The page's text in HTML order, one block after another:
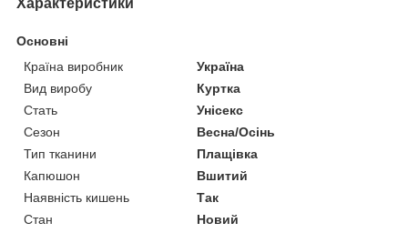
Основні
Країна виробник
Україна
Вид виробу
Куртка
Стать
Унісекс
Сезон
Весна/Осінь
Тип тканини
Плащівка
Капюшон
Вшитий
Наявність кишень
Так
Стан
Новий